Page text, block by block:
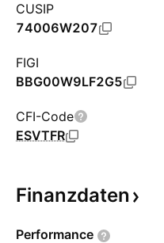
CUSIP
74006W207
FIGI
BBG00W9LF2G5
CFI-Code
ESVTFR
Finanzdaten
Performance